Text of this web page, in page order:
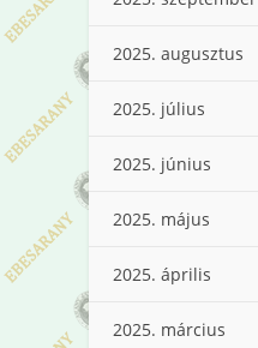
2025. augusztus
2025. július
2025. június
2025. május
2025. április
2025. március